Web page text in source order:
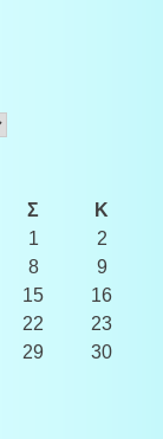
Σ
Κ
1
2
8
9
15
16
22
23
29
30